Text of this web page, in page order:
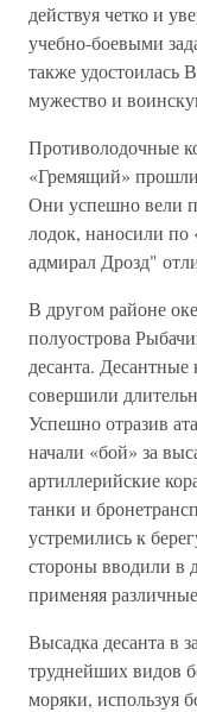
действуя четко и
учебно-боевыми
также
мужество и
Противолодочные
«Гремящий»
Они успешно вели
лодок, наносили
адмирал Дрозд"
В другом районе
полуострова
десанта. Десантные
совершили
Успешно отразив
начали «бой» за
артиллерийские
танки и
устремились к
стороны вводили в
применяя
Высадка десанта в
труднейших видов
моряки, используя